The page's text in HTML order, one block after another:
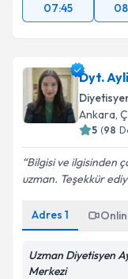
07:45
Dyt.
Ankara,
5 (98
Bilgisi ve ilgisinden
uzman. Teşekkür
Adres 1
Uzman Diyetisyen
Merkezi